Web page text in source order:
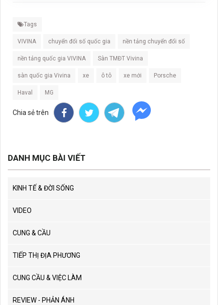
Tags
VIVINA chuyển đổi số quốc gia nền tảng chuyển đổi số
nền tảng quốc gia VIVINA Sàn TMĐT Vivina
sàn quốc gia Vivina xe ô tô xe mới Porsche
Haval MG
Chia sẻ trên
DANH MỤC BÀI VIẾT
KINH TẾ & ĐỜI SỐNG
VIDEO
CUNG & CẦU
TIẾP THỊ ĐỊA PHƯƠNG
CUNG CẦU & VIỆC LÀM
REVIEW - PHẢN ÁNH